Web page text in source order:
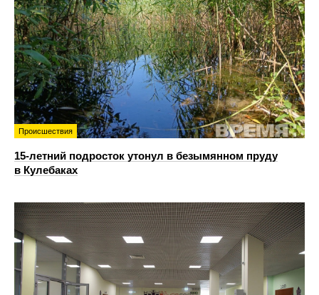
Происшествия
15-летний подросток утонул в безымянном пруду
в Кулебаках